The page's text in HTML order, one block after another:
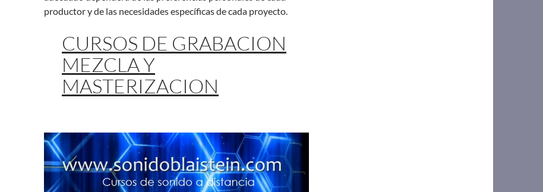
productor y de las necesidades específicas de cada proyecto.
CURSOS DE GRABACION
MEZCLA Y
MASTERIZACION